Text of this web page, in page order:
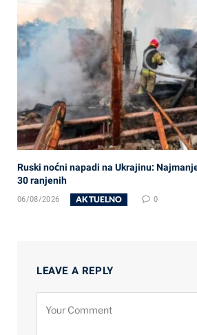
Ruski noćni napadi na Ukrajinu:
30 ranjenih
06/08/2026 AKTUELNO 0
LEAVE A REPLY